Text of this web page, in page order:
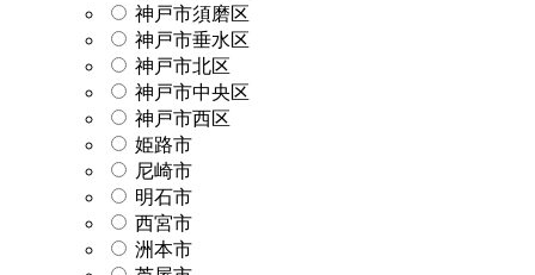
神戸市須磨区
神戸市垂水区
神戸市北区
神戸市中央区
神戸市西区
姫路市
尼崎市
明石市
西宮市
洲本市